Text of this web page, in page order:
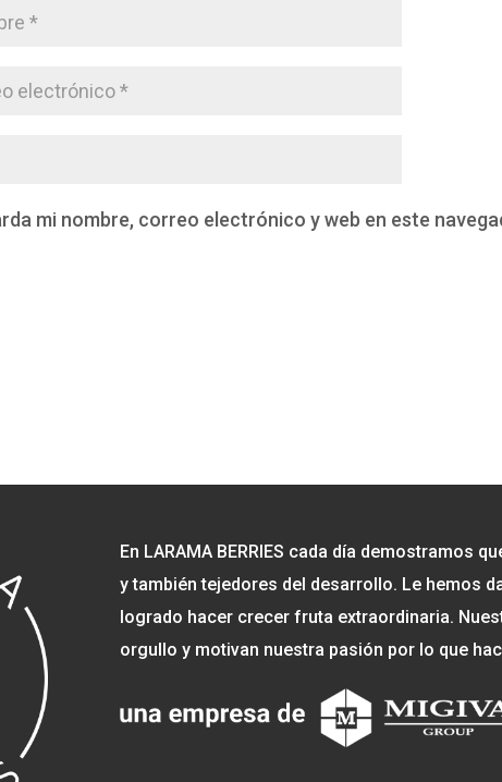
mi nombre, correo electrónico y web en este
En LARAMA BERRIES cada día demostramos
y también tejedores del desarrollo. Le hemos
logrado hacer crecer fruta extraordinaria.
orgullo y motivan nuestra pasión por lo que